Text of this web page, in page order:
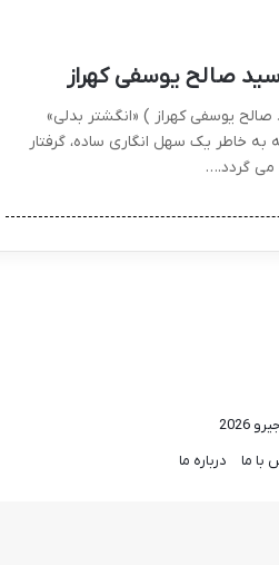
صالح یوسفی کهراز
یوسفی کهراز ) «انگشتر بدلی»
خاطر یک سهل انگاری ساده، گرفتار
می گردد.…
2026
با ما درباره ما